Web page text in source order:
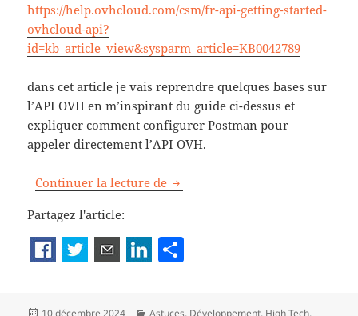
https://help.ovhcloud.com/csm/fr-api-getting-started-
ovhcloud-api?
id=kb_article_view&sysparm_article=KB0042789
dans cet article je vais reprendre quelques bases sur
l’API OVH en m’inspirant du guide ci-dessus et
expliquer comment configurer Postman pour
appeler directement l’API OVH.
Continuer la lecture de Comment utiliser l’API d’OVH
Partagez l'article:
rt
Publié Catégories